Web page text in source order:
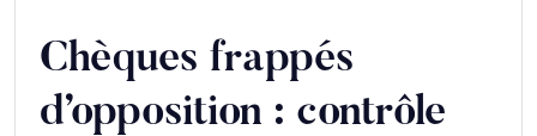
Chèques frappés
d’opposition : contrôle